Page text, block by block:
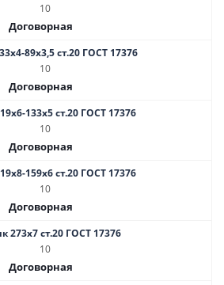
10
Договорная
89х3,5 ст.20 ГОСТ 17376
10
Договорная
133х5 ст.20 ГОСТ 17376
10
Договорная
159х6 ст.20 ГОСТ 17376
10
Договорная
273х7 ст.20 ГОСТ 17376
10
Договорная